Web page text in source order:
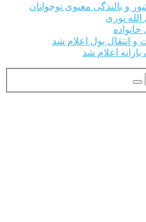
و بالندگی معنوی نوجوانان
نوری
انتقال پول اعلام شد
اعلام شد